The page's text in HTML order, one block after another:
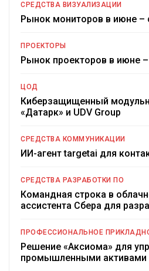
СРЕДСТВА ВИЗУАЛИЗАЦИИ
Рынок мониторов в июне –
ПРОЕКТОРЫ
Рынок проекторов в июне
ЦОД
Киберзащищенный
«Датарк» и UDV Group
СРЕДСТВА КОММУНИКАЦИИ
ИИ-агент targetai для
СРЕДСТВА РАЗРАБОТКИ ПО
Командная строка в
ассистента Сбера для
ПРОФЕССИОНАЛЬНОЕ
Решение «Аксиома» для
промышленными активами